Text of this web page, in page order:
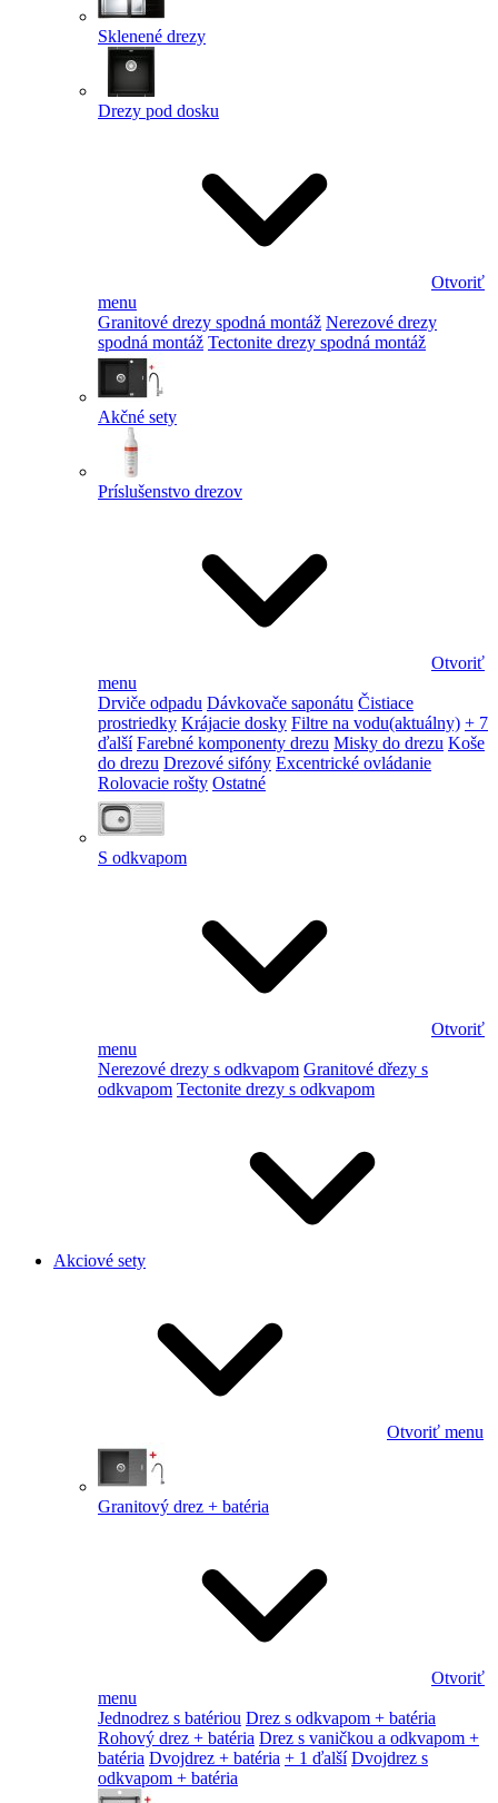
Sklenené drezy
Drezy pod dosku
Otvoriť
menu
Granitové drezy spodná montáž Nerezové drezy
spodná montáž Tectonite drezy spodná montáž
Akčné sety
Príslušenstvo drezov
Otvoriť
menu
Drviče odpadu Dávkovače saponátu Čistiace
prostriedky Krájacie dosky Filtre na vodu(aktuálny) + 7
ďalší Farebné komponenty drezu Misky do drezu Koše
do drezu Drezové sifóny Excentrické ovládanie
Rolovacie rošty Ostatné
S odkvapom
Otvoriť
menu
Nerezové drezy s odkvapom Granitové dřezy s
odkvapom Tectonite drezy s odkvapom
Akciové sety
Otvoriť menu
Granitový drez + batéria
Otvoriť
menu
Jednodrez s batériou Drez s odkvapom + batéria
Rohový drez + batéria Drez s vaničkou a odkvapom +
batéria Dvojdrez + batéria + 1 ďalší Dvojdrez s
odkvapom + batéria